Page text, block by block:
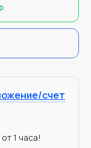
счет
1 часа!